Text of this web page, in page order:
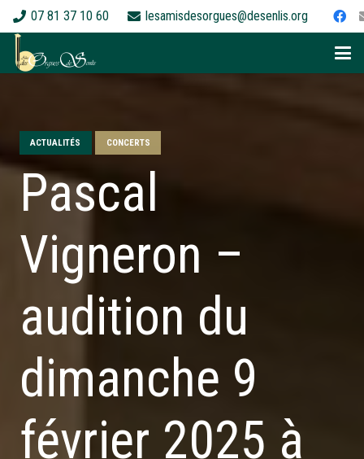
07 81 37 10 60 lesamisdesorgues@desenlis.org
ACTUALITÉS CONCERTS
Pascal
Vigneron –
audition du
dimanche 9
février 2025 à